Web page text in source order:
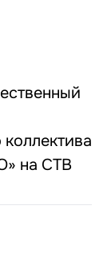
на СТВ